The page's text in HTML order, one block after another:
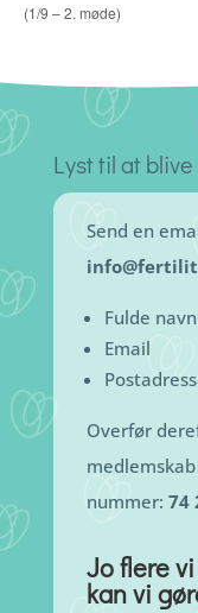
(1/9 – 2. møde)
Lyst til at
Send en
Fulde navn
Email
Overfør
nummer: 74
Jo flere
kan vi